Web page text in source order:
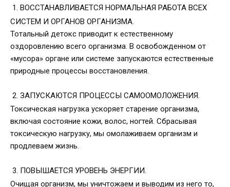
1. ВОССТАНАВЛИВАЕТСЯ НОРМАЛЬНАЯ РАБОТА ВСЕХ
СИСТЕМ И ОРГАНОВ ОРГАНИЗМА.
Тотальный детокс приводит к естественному
оздоровлению всего организма. В освобожденном от
«мусора» органе или системе запускаются естественные
природные процессы восстановления.
2. ЗАПУСКАЮТСЯ ПРОЦЕССЫ САМООМОЛОЖЕНИЯ.
Токсическая нагрузка ускоряет старение организма,
включая состояние кожи, волос, ногтей. Сбрасывая
токсическую нагрузку, мы омолаживаем организм и
продлеваем жизнь.
3. ПОВЫШАЕТСЯ УРОВЕНЬ ЭНЕРГИИ.
Очищая организм, мы уничтожаем и выводим из него то,